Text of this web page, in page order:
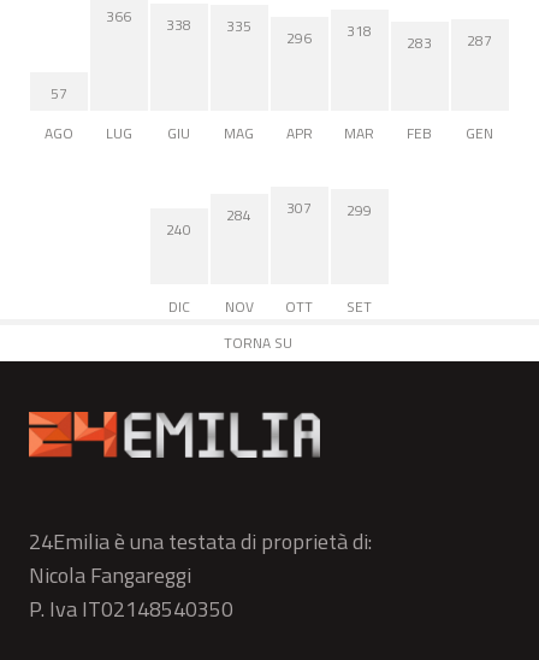
57
AGO
366
LUG
338
GIU
335
MAG
296
APR
318
MAR
283
FEB
287
GEN
240
DIC
284
NOV
307
OTT
299
SET
TORNA SU
24Emilia è una testata di proprietà di:
Nicola Fangareggi
P. Iva IT02148540350